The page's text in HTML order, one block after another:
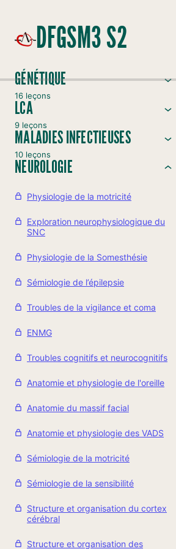
DFGSM3 S2
GÉNÉTIQUE
16 leçons
LCA
9 leçons
MALADIES INFECTIEUSES
10 leçons
NEUROLOGIE
Physiologie de la motricité
Exploration neurophysiologique du
SNC
Physiologie de la Somesthésie
Sémiologie de l’épilepsie
Troubles de la vigilance et coma
ENMG
Troubles cognitifs et neurocognitifs
Anatomie et physiologie de l'oreille
Anatomie du massif facial
Anatomie et physiologie des VADS
Sémiologie de la motricité
Sémiologie de la sensibilité
Structure et organisation du cortex
cérébral
Structure et organisation des